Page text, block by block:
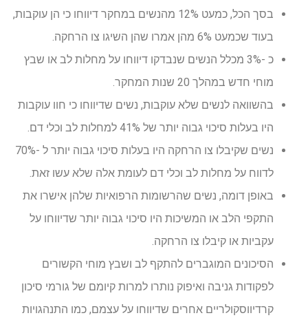
בסך הכל, כמעט 12% מהנשים במחקר דיווחו כי הן עוקבות,
בעוד שכמעט 6% מהן אמרו שהן השיגו צו הרחקה.
כ -3% מכלל הנשים שנבדקו דיווחו על מחלות לב או שבץ
מוחי חדש במהלך 20 שנות המחקר.
בהשוואה לנשים שלא עוקבות, נשים שדיווחו כי חוו עוקבות
היו בעלות סיכוי גבוה יותר של 41% למחלות לב וכלי דם.
נשים שקיבלו צו הרחקה היו בעלות סיכוי גבוה יותר ל -70%
לדווח על מחלות לב וכלי דם לעומת אלה שלא עשו זאת.
באופן דומה, נשים שהרשומות הרפואיות שלהן אישרו את
התקפי הלב או המשיכות היו סיכוי גבוה יותר שדיווחו על
עקביות או קיבלו צו הרחקה.
הסיכונים המוגברים להתקף לב ושבץ מוחי הקשורים
לפקודות גניבה ואיפוק נותרו למרות קיומם של גורמי סיכון
קרדיווסקולריים אחרים שדיווחו על עצמם, כמו התנהגויות